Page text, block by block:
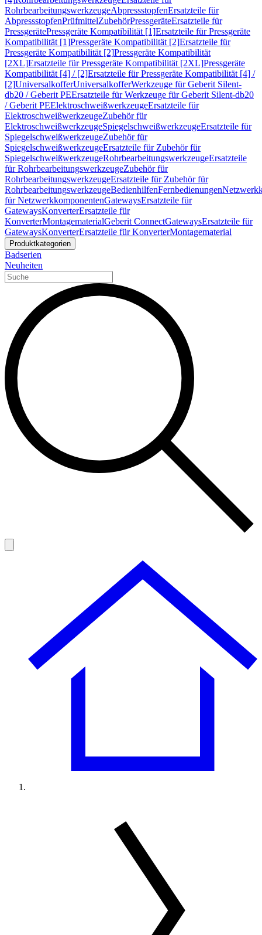
RohrbearbeitungswerkzeugeAbpressstopfenErsatzteile für
AbpressstopfenPrüfmittelZubehörPressgeräteErsatzteile für
PressgerätePressgeräte Kompatibilität [1]Ersatzteile für Pressgeräte
Kompatibilität [1]Pressgeräte Kompatibilität [2]Ersatzteile für
Pressgeräte Kompatibilität [2]Pressgeräte Kompatibilität
[2XL]Ersatzteile für Pressgeräte Kompatibilität [2XL]Pressgeräte
Kompatibilität [4] / [2]Ersatzteile für Pressgeräte Kompatibilität [4] /
[2]UniversalkofferUniversalkofferWerkzeuge für Geberit Silent-
db20 / Geberit PEErsatzteile für Werkzeuge für Geberit Silent-db20
/ Geberit PEElektroschweißwerkzeugeErsatzteile für
ElektroschweißwerkzeugeZubehör für
ElektroschweißwerkzeugeSpiegelschweißwerkzeugeErsatzteile für
SpiegelschweißwerkzeugeZubehör für
SpiegelschweißwerkzeugeErsatzteile für Zubehör für
SpiegelschweißwerkzeugeRohrbearbeitungswerkzeugeErsatzteile
für RohrbearbeitungswerkzeugeZubehör für
RohrbearbeitungswerkzeugeErsatzteile für Zubehör für
RohrbearbeitungswerkzeugeBedienhilfenFernbedienungen
für NetzwerkkomponentenGatewaysErsatzteile für
GatewaysKonverterErsatzteile für
KonverterMontagematerialGeberit ConnectGatewaysErsatzteile für
GatewaysKonverterErsatzteile für KonverterMontagematerial
Produktkategorien
Badserien
Neuheiten